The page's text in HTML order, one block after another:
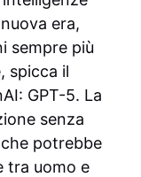
era,
sempre più
spicca il
GPT-5. La
senza
potrebbe
tra uomo e